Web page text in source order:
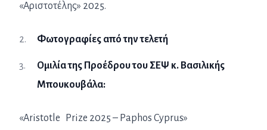
«Αριστοτέλης» 2025.
Φωτογραφίες από την τελετή
Ομιλία της Προέδρου του ΣΕΨ κ. Βασιλικής
Μπουκουβάλα:
«Aristotle Prize 2025 – Paphos Cyprus»